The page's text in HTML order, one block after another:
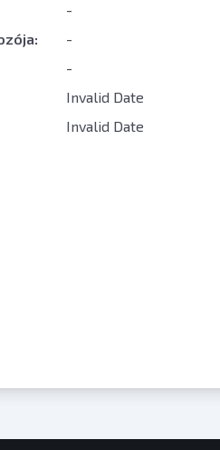
-
-
-
Invalid Date
Invalid Date